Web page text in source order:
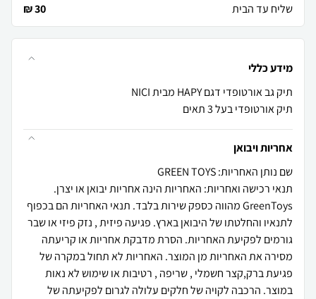
שליח עד הבית
30 ₪
מידע כללי
תיק אורטופדי בעל 3 תאים
אחריות ויבואן
שם נותן האחריות: GREEN TOYS
תנאי רכישה ואחריות: האחריות הינה אחריות יבואן או יצרן.
GreenToys מהווה כספק שירות בלבד. תנאי האחריות הם בכפוף
לתנאיו והחלטתו של היבואן בארץ. פגיעה פיזית , נזק פיזי או שבר
גורמים לפקיעת האחריות. הסרת מדבקת אחריות או קריעתה
מסירה את האחריות מן המוצר. האחריות לא תחול במקרה של
פגיעת ברק,קצר חשמלי , שריפה , רטיבות או שימוש לא נאות
במוצר. הרכבה לקויה של חלקים עלולה לגרום לפקיעתה של